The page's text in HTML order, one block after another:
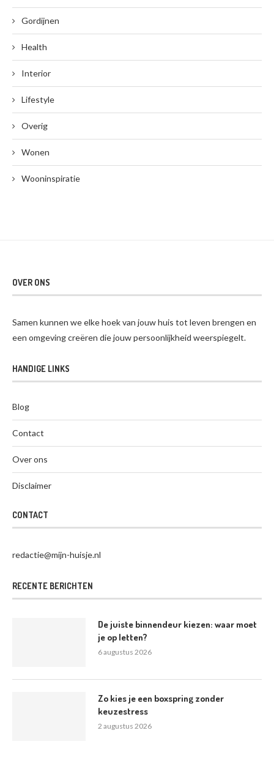
Gordijnen
Health
Interior
Lifestyle
Overig
Wonen
Wooninspiratie
OVER ONS
Samen kunnen we elke hoek van jouw huis tot leven brengen en
een omgeving creëren die jouw persoonlijkheid weerspiegelt.
HANDIGE LINKS
Blog
Contact
Over ons
Disclaimer
CONTACT
redactie@mijn-huisje.nl
RECENTE BERICHTEN
De juiste binnendeur kiezen: waar moet
je op letten?
6 augustus 2026
Zo kies je een boxspring zonder
keuzestress
2 augustus 2026